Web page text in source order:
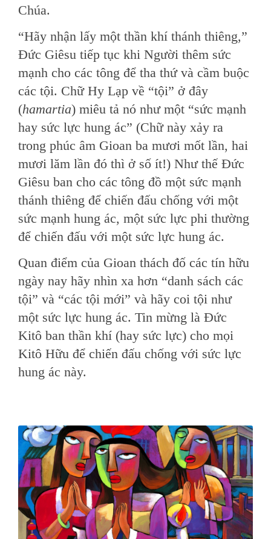
Chúa.
“Hãy nhận lấy một thần khí thánh thiêng,”
Đức Giêsu tiếp tục khi Người thêm sức
mạnh cho các tông để tha thứ và cầm buộc
các tội. Chữ Hy Lạp về “tội” ở đây
(hamartia) miêu tả nó như một “sức mạnh
hay sức lực hung ác” (Chữ này xảy ra
trong phúc âm Gioan ba mươi mốt lần, hai
mươi lăm lần đó thì ở số ít!) Như thế Đức
Giêsu ban cho các tông đồ một sức mạnh
thánh thiêng để chiến đấu chống với một
sức mạnh hung ác, một sức lực phi thường
để chiến đấu với một sức lực hung ác.
Quan điểm của Gioan thách đố các tín hữu
ngày nay hãy nhìn xa hơn “danh sách các
tội” và “các tội mới” và hãy coi tội như
một sức lực hung ác. Tin mừng là Đức
Kitô ban thần khí (hay sức lực) cho mọi
Kitô Hữu để chiến đấu chống với sức lực
hung ác này.